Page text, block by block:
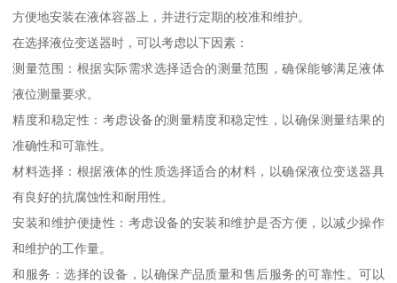
方便地安装在液体容器上，并进行定期的校准和维护。
在选择液位变送器时，可以考虑以下因素：
测量范围：根据实际需求选择适合的测量范围，确保能够满足液体
液位测量要求。
精度和稳定性：考虑设备的测量精度和稳定性，以确保测量结果的
准确性和可靠性。
材料选择：根据液体的性质选择适合的材料，以确保液位变送器具
有良好的抗腐蚀性和耐用性。
安装和维护便捷性：考虑设备的安装和维护是否方便，以减少操作
和维护的工作量。
和服务：选择的设备，以确保产品质量和售后服务的可靠性。可以